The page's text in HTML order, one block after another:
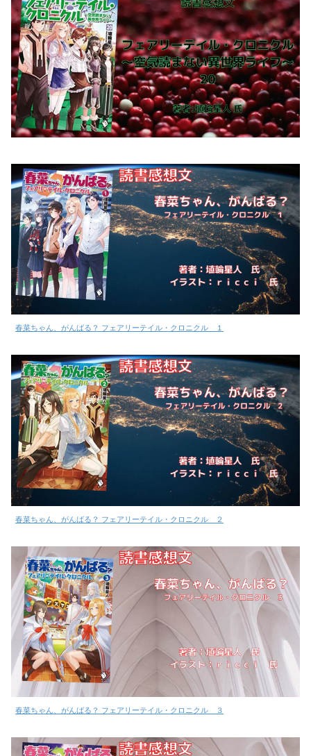
春菜ちゃん、がんばる？ フェアリーテイル・クロニクル １
春菜ちゃん、がんばる？ フェアリーテイル・クロニクル ２
春菜ちゃん、がんばる？ フェアリーテイル・クロニクル ３